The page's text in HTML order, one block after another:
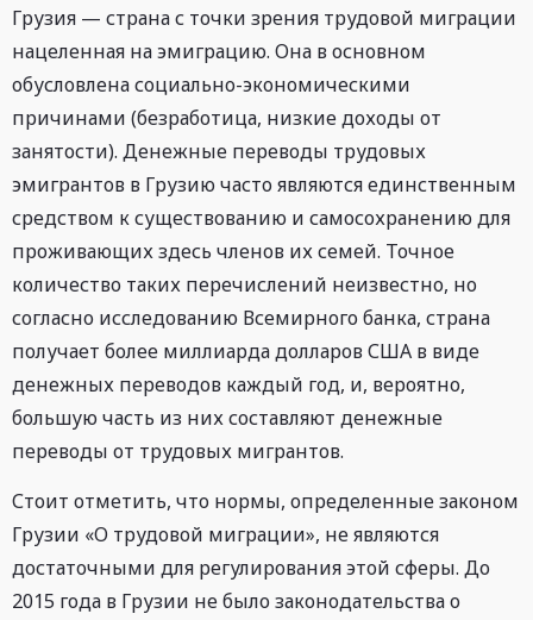
Грузия — страна с точки зрения трудовой миграции
нацеленная на эмиграцию. Она в основном
обусловлена социально-экономическими
причинами (безработица, низкие доходы от
занятости). Денежные переводы трудовых
эмигрантов в Грузию часто являются единственным
средством к существованию и самосохранению для
проживающих здесь членов их семей. Точное
количество таких перечислений неизвестно, но
согласно исследованию Всемирного банка, страна
получает более миллиарда долларов США в виде
денежных переводов каждый год, и, вероятно,
большую часть из них составляют денежные
переводы от трудовых мигрантов.
Стоит отметить, что нормы, определенные законом
Грузии «О трудовой миграции», не являются
достаточными для регулирования этой сферы. До
2015 года в Грузии не было законодательства о